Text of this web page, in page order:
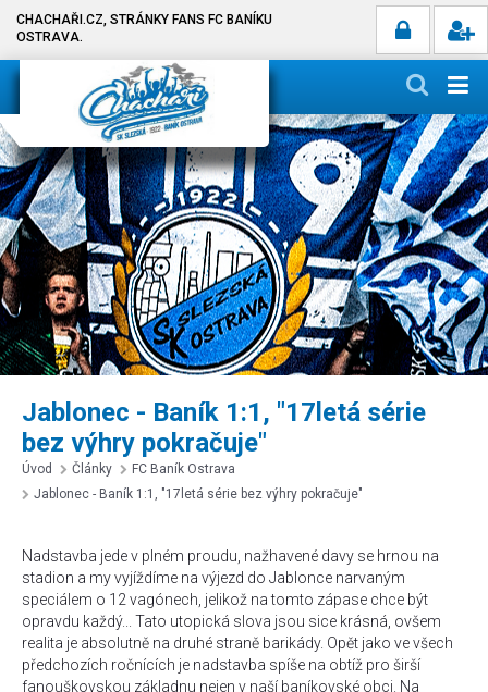
CHACHAŘI.CZ, STRÁNKY FANS FC BANÍKU
OSTRAVA.
Jablonec - Baník 1:1, "17letá série
bez výhry pokračuje"
Úvod Články
FC Baník Ostrava
Jablonec - Baník 1:1, "17letá série bez výhry pokračuje"
Nadstavba jede v plném proudu, nažhavené davy se hrnou na
stadion a my vyjíždíme na výjezd do Jablonce narvaným
speciálem o 12 vagónech, jelikož na tomto zápase chce být
opravdu každý... Tato utopická slova jsou sice krásná, ovšem
realita je absolutně na druhé straně barikády. Opět jako ve všech
předchozích ročnících je nadstavba spíše na obtíž pro širší
fanouškovskou základnu nejen v naší baníkovské obci. Na